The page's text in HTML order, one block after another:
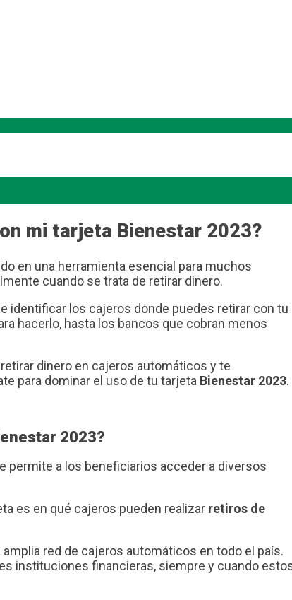
mi tarjeta Bienestar 2023?
en una herramienta esencial para muchos
cuando se trata de retirar dinero.
identificar los cajeros donde puedes retirar con tu
hacerlo, hasta los bancos que cobran menos
dinero en cajeros automáticos y te
para dominar el uso de tu tarjeta Bienestar 2023.
2023?
permite a los beneficiarios acceder a diversos
es en qué cajeros pueden realizar retiros de
amplia red de cajeros automáticos en todo el país.
instituciones financieras, siempre y cuando